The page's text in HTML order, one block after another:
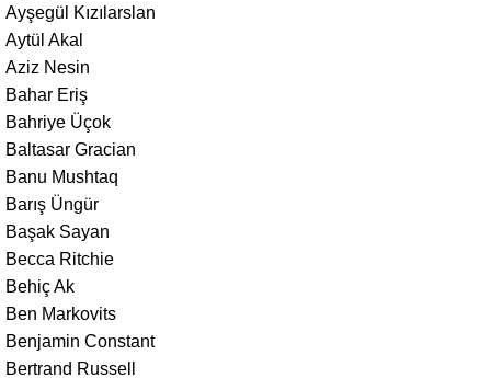
Ayşegül Kızılarslan
Aytül Akal
Aziz Nesin
Bahar Eriş
Bahriye Üçok
Baltasar Gracian
Banu Mushtaq
Barış Üngür
Başak Sayan
Becca Ritchie
Behiç Ak
Ben Markovits
Benjamin Constant
Bertrand Russell